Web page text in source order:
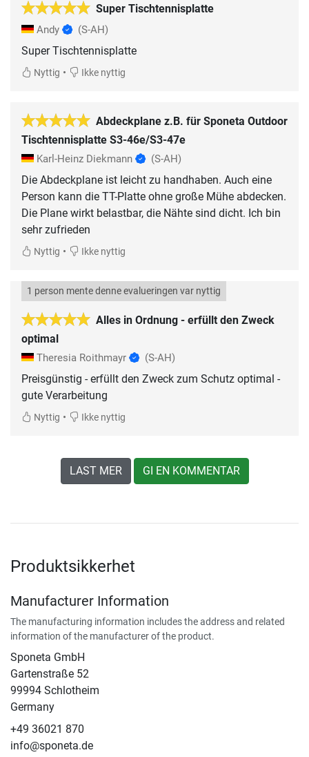
Super Tischtennisplatte
Andy (S-AH)
Super Tischtennisplatte
Nyttig • Ikke nyttig
Abdeckplane z.B. für Sponeta Outdoor
Tischtennisplatte S3-46e/S3-47e
Karl-Heinz Diekmann (S-AH)
Die Abdeckplane ist leicht zu handhaben. Auch eine
Person kann die TT-Platte ohne große Mühe abdecken.
Die Plane wirkt belastbar, die Nähte sind dicht. Ich bin
sehr zufrieden
Nyttig • Ikke nyttig
Alles in Ordnung - erfüllt den Zweck
optimal
1 person mente denne evalueringen var nyttig
Theresia Roithmayr (S-AH)
Preisgünstig - erfüllt den Zweck zum Schutz optimal -
gute Verarbeitung
Nyttig • Ikke nyttig
LAST MER GI EN KOMMENTAR
Produktsikkerhet
Manufacturer Information
The manufacturing information includes the address and related
information of the manufacturer of the product.
Sponeta GmbH
Gartenstraße 52
99994 Schlotheim
Germany
+49 36021 870
info@sponeta.de